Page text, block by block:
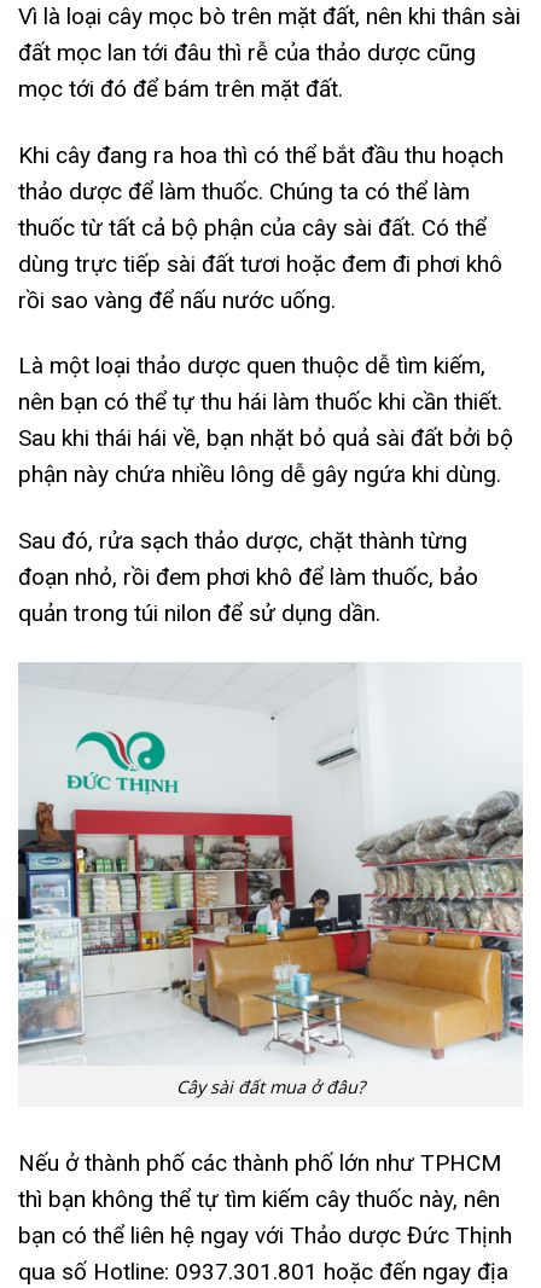
Vì là loại cây mọc bò trên mặt đất, nên khi thân sài
đất mọc lan tới đâu thì rễ của thảo dược cũng
mọc tới đó để bám trên mặt đất.
Khi cây đang ra hoa thì có thể bắt đầu thu hoạch
thảo dược để làm thuốc. Chúng ta có thể làm
thuốc từ tất cả bộ phận của cây sài đất. Có thể
dùng trực tiếp sài đất tươi hoặc đem đi phơi khô
rồi sao vàng để nấu nước uống.
Là một loại thảo dược quen thuộc dễ tìm kiếm,
nên bạn có thể tự thu hái làm thuốc khi cần thiết.
Sau khi thái hái về, bạn nhặt bỏ quả sài đất bởi bộ
phận này chứa nhiều lông dễ gây ngứa khi dùng.
Sau đó, rửa sạch thảo dược, chặt thành từng
đoạn nhỏ, rồi đem phơi khô để làm thuốc, bảo
quản trong túi nilon để sử dụng dần.
Cây sài đất mua ở đâu?
Nếu ở thành phố các thành phố lớn như TPHCM
thì bạn không thể tự tìm kiếm cây thuốc này, nên
bạn có thể liên hệ ngay với Thảo dược Đức Thịnh
qua số Hotline: 0937.301.801 hoặc đến ngay địa